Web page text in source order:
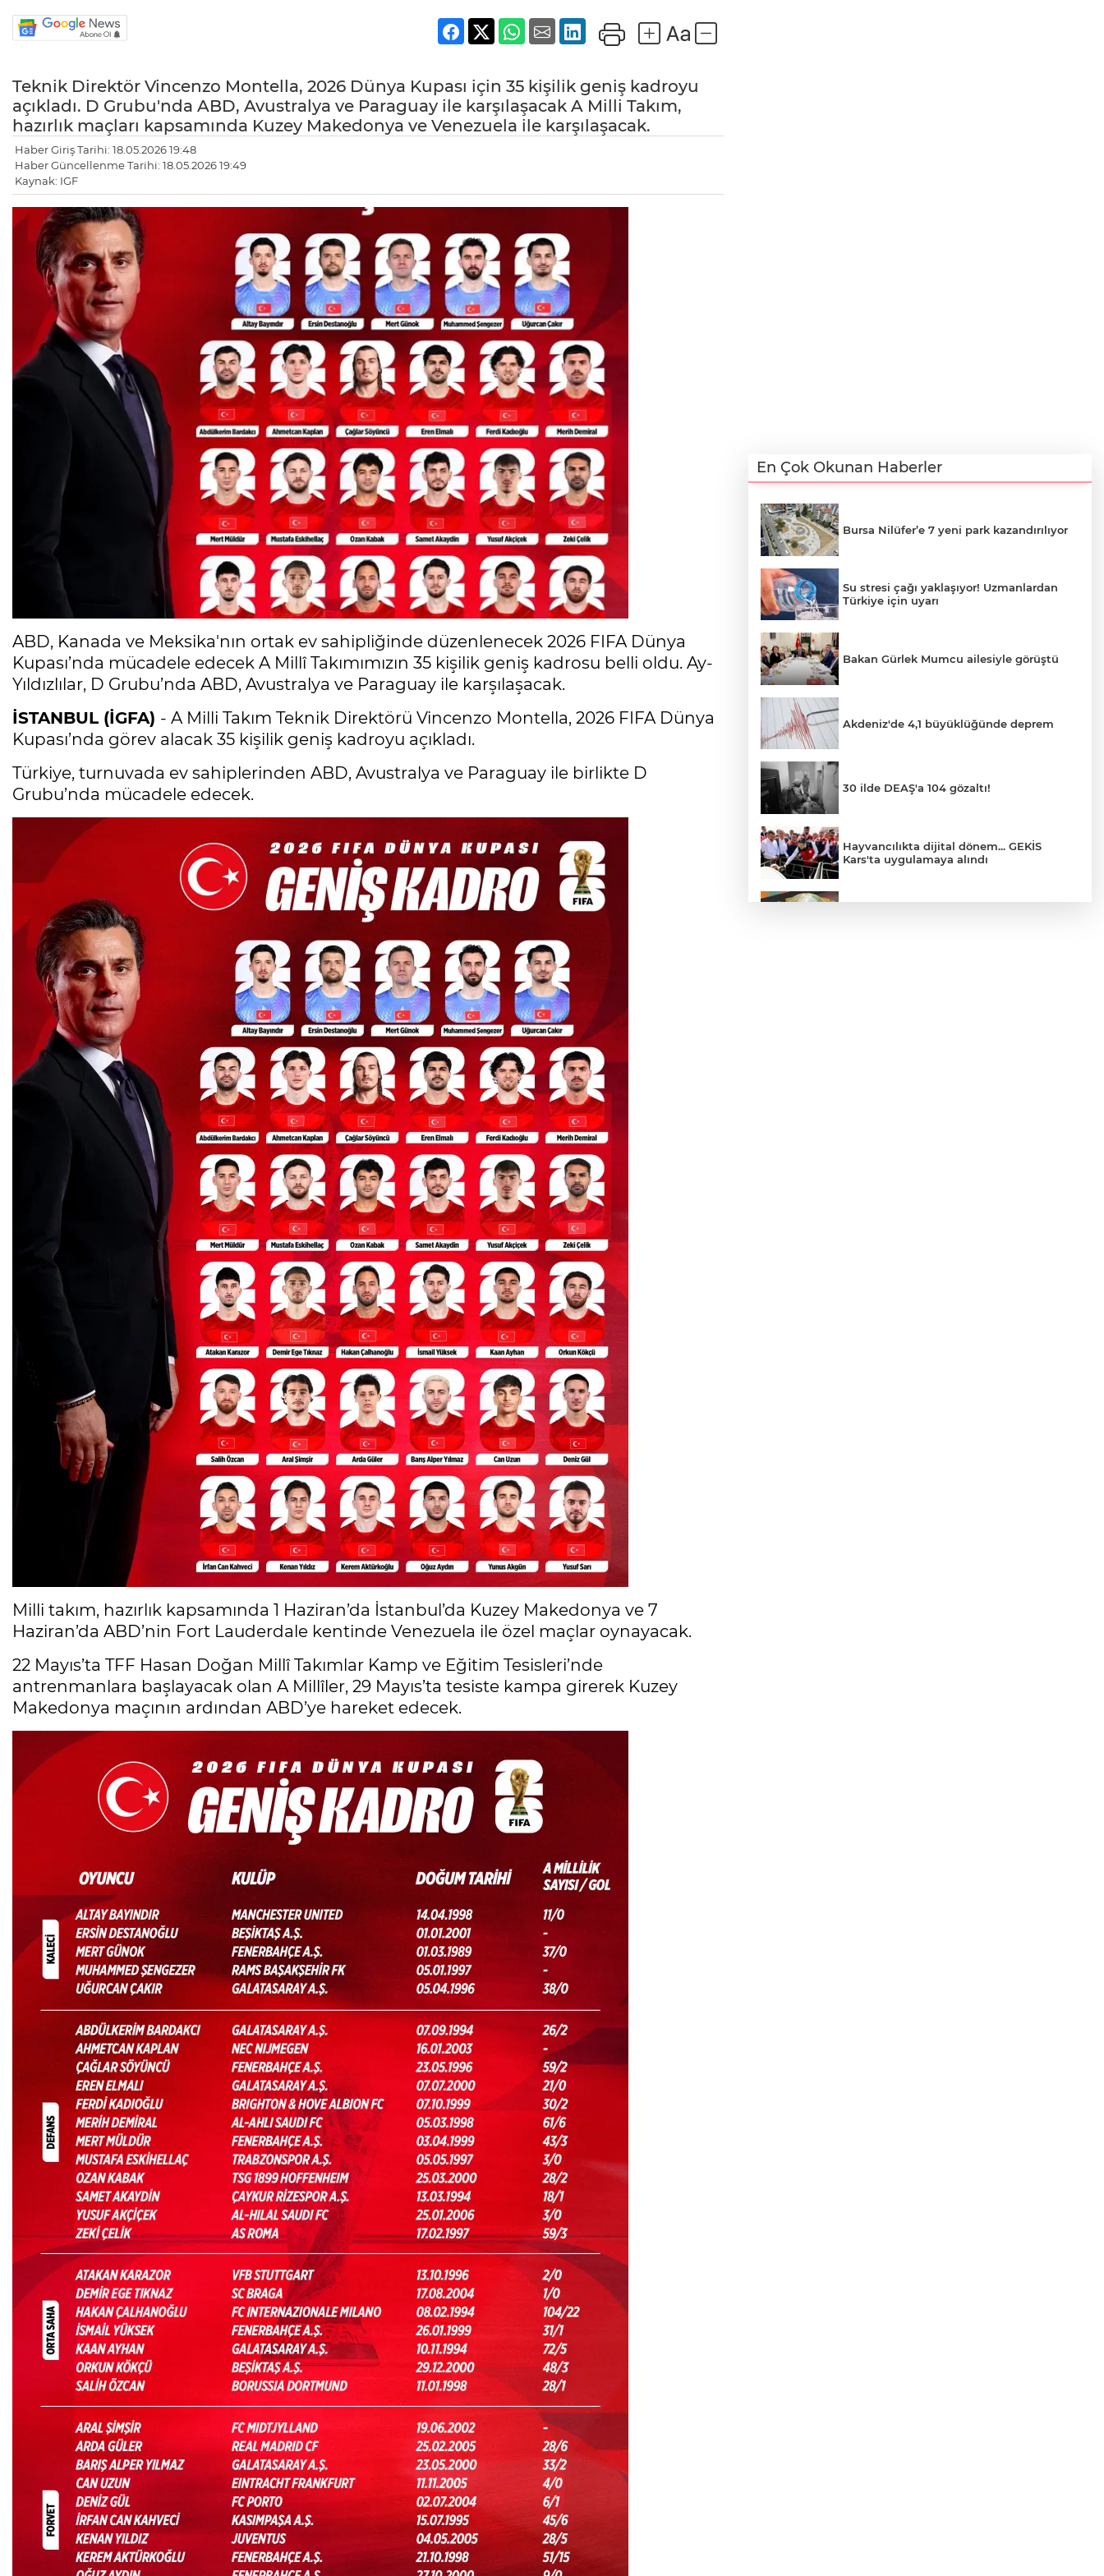
Teknik Direktör Vincenzo Montella, 2026 Dünya Kupası için 35 kişilik geniş kadroyu
açıkladı. D Grubu'nda ABD, Avustralya ve Paraguay ile karşılaşacak A Milli Takım,
hazırlık maçları kapsamında Kuzey Makedonya ve Venezuela ile karşılaşacak.
Haber Giriş Tarihi: 18.05.2026 19:48
Haber Güncellenme Tarihi: 18.05.2026 19:49
Kaynak: IGF
ABD, Kanada ve Meksika'nın ortak ev sahipliğinde düzenlenecek 2026 FIFA Dünya
Kupası’nda mücadele edecek A Millî Takımımızın 35 kişilik geniş kadrosu belli oldu. Ay-
Yıldızlılar, D Grubu’nda ABD, Avustralya ve Paraguay ile karşılaşacak.
İSTANBUL (İGFA) - A Milli Takım Teknik Direktörü Vincenzo Montella, 2026 FIFA Dünya
Kupası’nda görev alacak 35 kişilik geniş kadroyu açıkladı.
Türkiye, turnuvada ev sahiplerinden ABD, Avustralya ve Paraguay ile birlikte D
Grubu’nda mücadele edecek.
Milli takım, hazırlık kapsamında 1 Haziran’da İstanbul’da Kuzey Makedonya ve 7
Haziran’da ABD’nin Fort Lauderdale kentinde Venezuela ile özel maçlar oynayacak.
22 Mayıs’ta TFF Hasan Doğan Millî Takımlar Kamp ve Eğitim Tesisleri’nde
antrenmanlara başlayacak olan A Millîler, 29 Mayıs’ta tesiste kampa girerek Kuzey
Makedonya maçının ardından ABD’ye hareket edecek.
En Çok Okunan Haberler
Bursa Nilüfer’e 7 yeni park kazandırılıyor
Su stresi çağı yaklaşıyor! Uzmanlardan
Türkiye için uyarı
Bakan Gürlek Mumcu ailesiyle görüştü
Akdeniz'de 4,1 büyüklüğünde deprem
30 ilde DEAŞ'a 104 gözaltı!
Hayvancılıkta dijital dönem... GEKİS
Kars'ta uygulamaya alındı